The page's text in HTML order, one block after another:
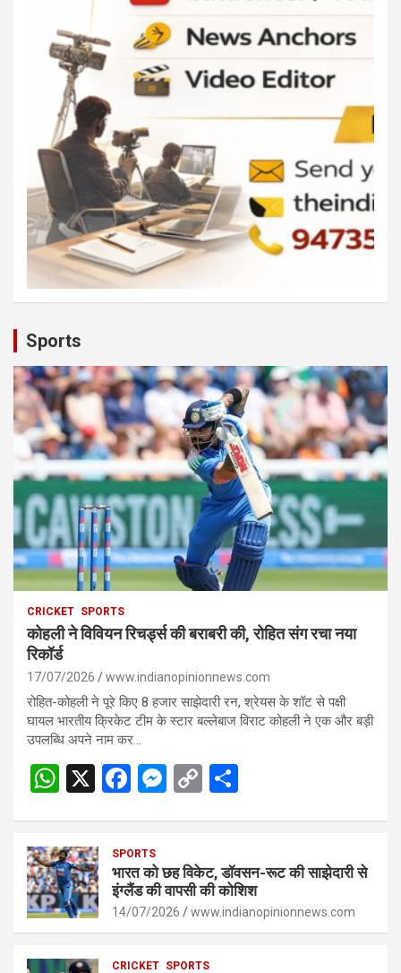
Sports
CRICKET SPORTS
कोहली ने विवियन रिचर्ड्स की बराबरी की, रोहित संग रचा नया
रिकॉर्ड
17/07/2026 www.indianopinionnews.com
रोहित-कोहली ने पूरे किए 8 हजार साझेदारी रन, श्रेयस के शॉट से पक्षी
घायल भारतीय क्रिकेट टीम के स्टार बल्लेबाज विराट कोहली ने एक और बड़ी
उपलब्धि अपने नाम कर…
W
s
A
p
p
X
F
b
o
o
M
n
g
er
C
Li
n
k
e
SPORTS
भारत को छह विकेट, डॉवसन-रूट की साझेदारी से
इंग्लैंड की वापसी की कोशिश
14/07/2026 www.indianopinionnews.com
CRICKET SPORTS